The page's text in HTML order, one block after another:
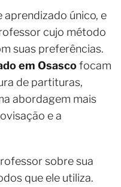
aprendizado único, e
cujo método
suas preferências.
em Osascofocam
de partituras,
abordagem mais
e a
sobre sua
que ele utiliza.